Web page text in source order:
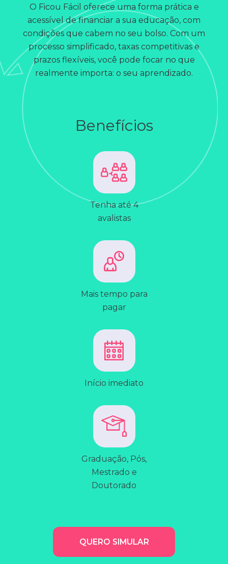
O Ficou Fácil oferece uma forma prática e
acessível de financiar a sua educação, com
condições que cabem no seu bolso. Com um
processo simplificado, taxas competitivas e
prazos flexíveis, você pode focar no que
realmente importa: o seu aprendizado.
Benefícios
Tenha até 4
avalistas
Mais tempo para
pagar
Início imediato
Graduação, Pós,
Mestrado e
Doutorado
QUERO SIMULAR